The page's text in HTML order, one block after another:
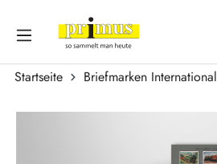
Zum Hauptinhalt springen
Startseite Briefmarken International
Bildergalerie überspringen